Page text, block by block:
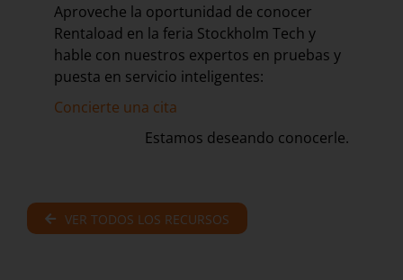
Aproveche la oportunidad de conocer
Rentaload en la feria Stockholm Tech y
hable con nuestros expertos en pruebas y
puesta en servicio inteligentes:
Concierte una cita
Estamos deseando conocerle.
VER TODOS LOS RECURSOS